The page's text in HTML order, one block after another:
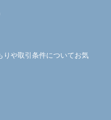
りや取引条件についてお気